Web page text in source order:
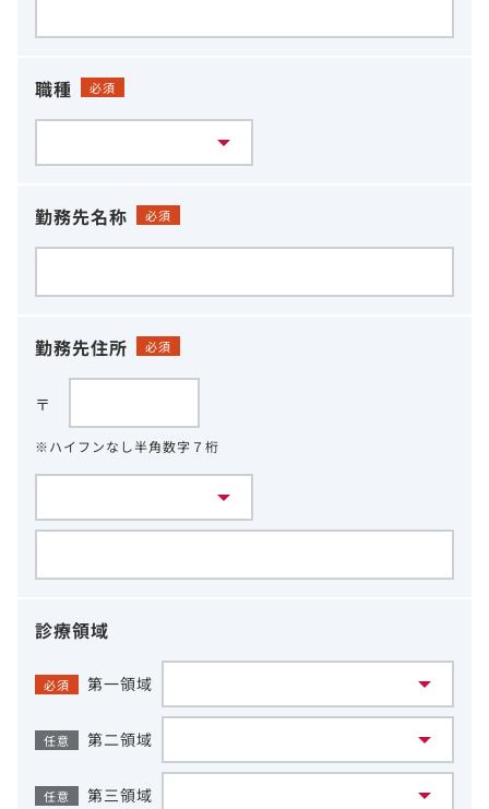
職種 必須
勤務先名称 必須
勤務先住所 必須
〒
※ハイフンなし半角数字７桁
診療領域
必須 第一領域
任意 第二領域
任意 第三領域